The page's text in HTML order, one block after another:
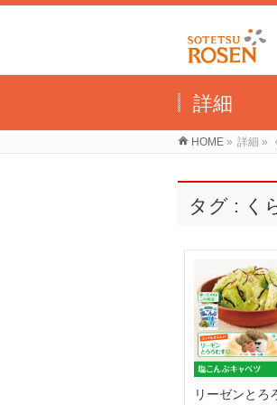
詳細
HOME » 詳細 »
タグ : く
リーゼンとろ